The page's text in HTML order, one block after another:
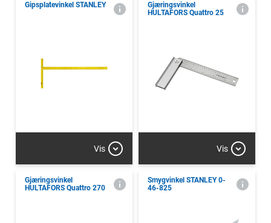
Gipsplatevinkel STANLEY
Vis
Gjæringsvinkel
HULTAFORS Quattro 25
Vis
Gjæringsvinkel
HULTAFORS Quattro 270
Smygvinkel STANLEY 0-
46-825